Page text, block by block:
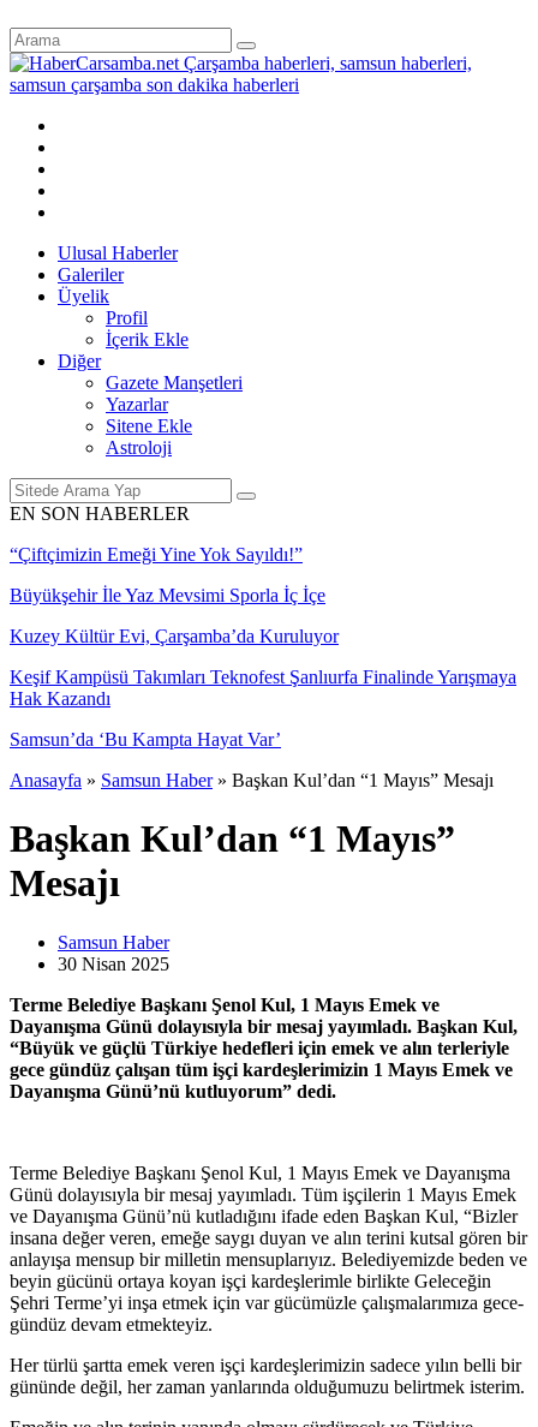
Ulusal Haberler
Galeriler
Üyelik
Profil
İçerik Ekle
Diğer
Gazete Manşetleri
Yazarlar
Sitene Ekle
Astroloji
EN SON HABERLER
“Çiftçimizin Emeği Yine Yok Sayıldı!”
Büyükşehir İle Yaz Mevsimi Sporla İç İçe
Kuzey Kültür Evi, Çarşamba’da Kuruluyor
Keşif Kampüsü Takımları Teknofest Şanlıurfa Finalinde Yarışmaya
Hak Kazandı
Samsun’da ‘Bu Kampta Hayat Var’
Anasayfa » Samsun Haber » Başkan Kul’dan “1 Mayıs” Mesajı
Başkan Kul’dan “1 Mayıs”
Mesajı
Samsun Haber
30 Nisan 2025
Terme Belediye Başkanı Şenol Kul, 1 Mayıs Emek ve
Dayanışma Günü dolayısıyla bir mesaj yayımladı. Başkan Kul,
“Büyük ve güçlü Türkiye hedefleri için emek ve alın terleriyle
gece gündüz çalışan tüm işçi kardeşlerimizin 1 Mayıs Emek ve
Dayanışma Günü’nü kutluyorum” dedi.
Terme Belediye Başkanı Şenol Kul, 1 Mayıs Emek ve Dayanışma
Günü dolayısıyla bir mesaj yayımladı. Tüm işçilerin 1 Mayıs Emek
ve Dayanışma Günü’nü kutladığını ifade eden Başkan Kul, “Bizler
insana değer veren, emeğe saygı duyan ve alın terini kutsal gören bir
anlayışa mensup bir milletin mensuplarıyız. Belediyemizde beden ve
beyin gücünü ortaya koyan işçi kardeşlerimle birlikte Geleceğin
Şehri Terme’yi inşa etmek için var gücümüzle çalışmalarımıza gece-
gündüz devam etmekteyiz.
Her türlü şartta emek veren işçi kardeşlerimizin sadece yılın belli bir
gününde değil, her zaman yanlarında olduğumuzu belirtmek isterim.